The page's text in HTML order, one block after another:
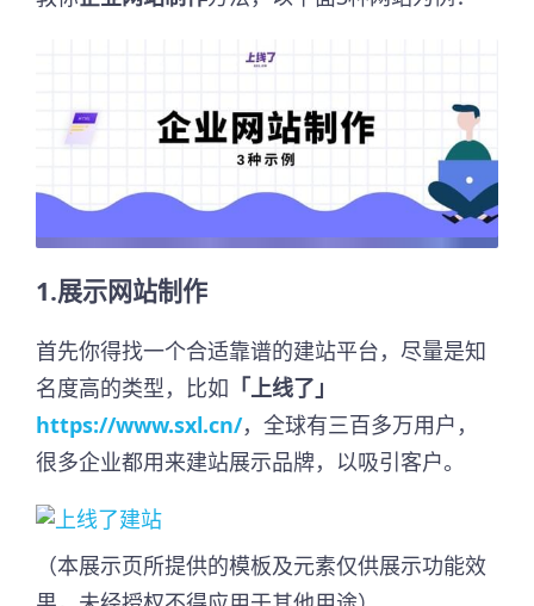
1.展示网站制作
首先你得找一个合适靠谱的建站平台，尽量是知
名度高的类型，比如 「上线了」
https://www.sxl.cn/，全球有三百多万用户，
很多企业都用来建站展示品牌，以吸引客户。
（本展示页所提供的模板及元素仅供展示功能效